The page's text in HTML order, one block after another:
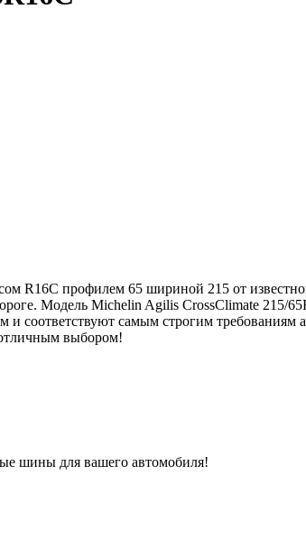
R16C профилем 65 шириной 215 от
Модель Michelin Agilis CrossClimate 215/
и соответствуют самым строгим
выбором!
шины для вашего автомобиля!